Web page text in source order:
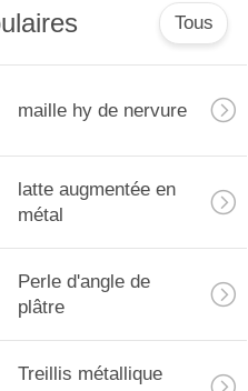
Tous
maille hy de nervure
latte augmentée en
métal
Perle d'angle de
plâtre
Treillis métallique